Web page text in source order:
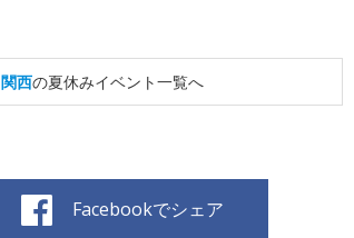
関西の夏休みイベント一覧へ
Facebookでシェア